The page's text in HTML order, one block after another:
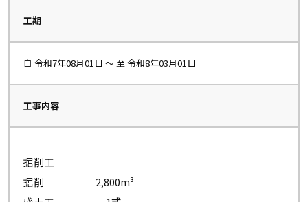
工期
自 令和7年08月01日 〜 至 令和8年03月01日
工事内容
掘削工
掘削 2,800m³